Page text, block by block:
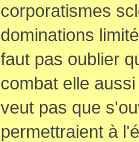
corporatismes
dominations
faut pas oublier
combat elle
veut pas que
permettraient à